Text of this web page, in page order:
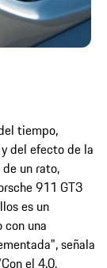
tiempo,
del efecto de la
un rato,
911 GT3
es un
una
señala
el 4.0,